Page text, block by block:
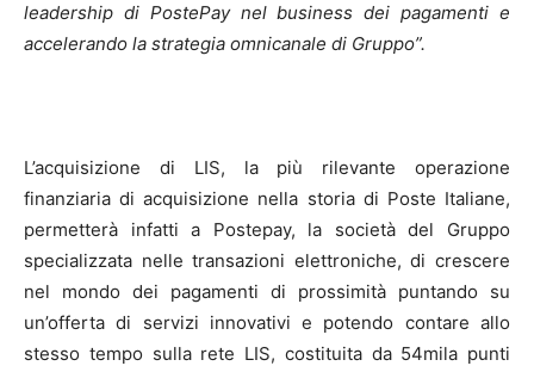
leadership di PostePay nel business dei pagamenti e
accelerando la strategia omnicanale di Gruppo”.
L’acquisizione di LIS, la più rilevante operazione
finanziaria di acquisizione nella storia di Poste Italiane,
permetterà infatti a Postepay, la società del Gruppo
specializzata nelle transazioni elettroniche, di crescere
nel mondo dei pagamenti di prossimità puntando su
un’offerta di servizi innovativi e potendo contare allo
stesso tempo sulla rete LIS, costituita da 54mila punti